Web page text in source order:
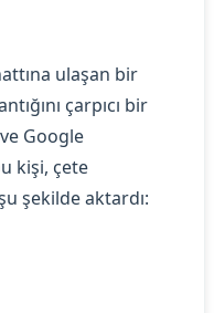
ulaşan bir
çarpıcı bir
Google
kişi, çete
şekilde aktardı: